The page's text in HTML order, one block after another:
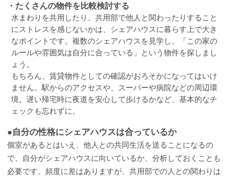
・たくさんの物件を比較検討する
水まわりを共用したり、共用部で他人と関わったりすること
にストレスを感じないかは、シェアハウスに暮らす上で大き
なポイントです。複数のシェアハウスを見学し、「この家の
ルールや雰囲気は自分に合っている」という物件を探しまし
ょう。
もちろん、賃貸物件としての確認がおろそかになってはいけ
ません。駅からのアクセスや、スーパーや病院などの周辺環
境。遅い帰宅時に夜道を安心して歩けるかなど、基本的なチ
ェックも忘れずに。
●自分の性格にシェアハウスは合っているか
個室があるとはいえ、他人との共同生活を送ることになるの
で、自分がシェアハウスに向いているか、分析しておくことも
必要です。頻度に差はありますが、共用部での人との関わりは